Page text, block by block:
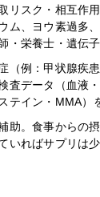
リスク・相互作
ム、ヨウ素過多
・栄養士・遺伝
（例：甲状腺疾
査データ（血液
テイン・MMA）
助。食事からの
いればサプリは